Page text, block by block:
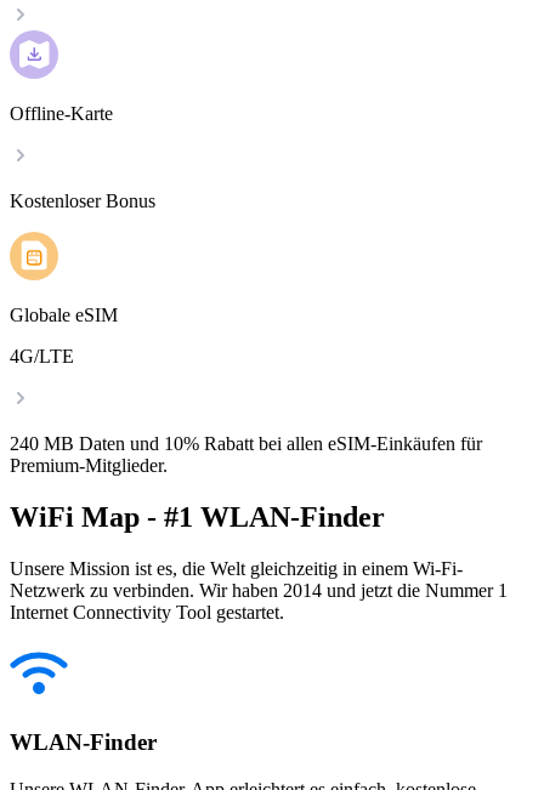
Offline-Karte
Kostenloser Bonus
Globale eSIM
4G/LTE
240 MB Daten und 10% Rabatt bei allen eSIM-Einkäufen für
Premium-Mitglieder.
WiFi Map - #1 WLAN-Finder
Unsere Mission ist es, die Welt gleichzeitig in einem Wi-Fi-
Netzwerk zu verbinden. Wir haben 2014 und jetzt die Nummer 1
Internet Connectivity Tool gestartet.
WLAN-Finder